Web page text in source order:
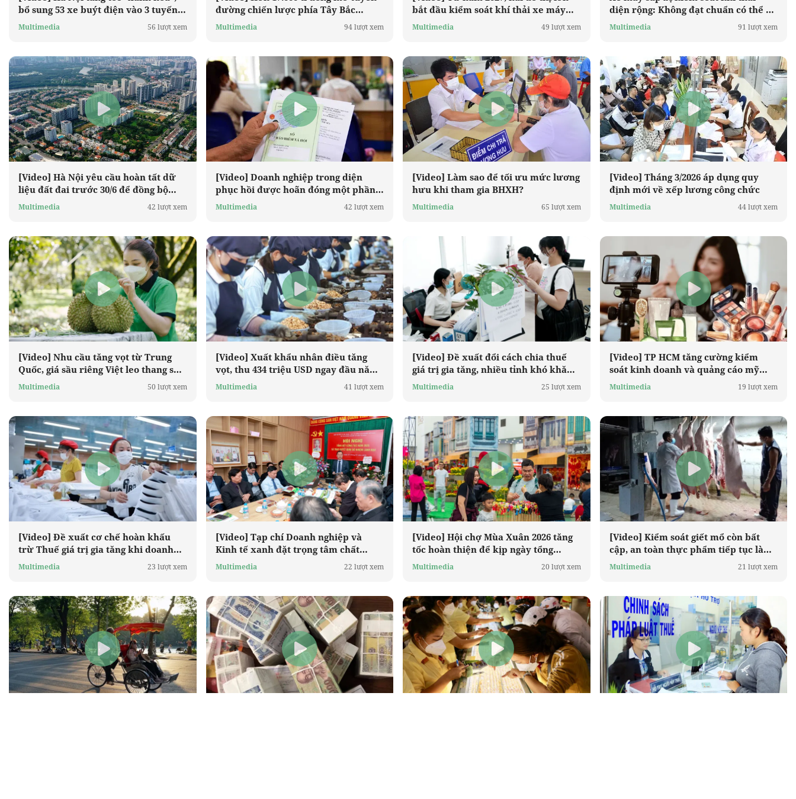
bổ sung 53 xe buýt điện vào 3 tuyến
trục
Multimedia 56 lượt xem
đường chiến lược phía Tây Bắc
TP.HCM
Multimedia 94 lượt xem
bắt đầu kiểm soát khí thải xe máy
theo lộ trình mới
Multimedia 49 lượt xem
diện rộng: Không đạt chuẩn có thể bị
hạn chế lưu thông từ 2027
Multimedia 91 lượt xem
[Video] Hà Nội yêu cầu hoàn tất dữ
liệu đất đai trước 30/6 để đồng bộ
quản lý
Multimedia 42 lượt xem
[Video] Doanh nghiệp trong diện
phục hồi được hoãn đóng một phần
BHXH tối đa 12 tháng
Multimedia 42 lượt xem
[Video] Làm sao để tối ưu mức lương
hưu khi tham gia BHXH?
Multimedia 65 lượt xem
[Video] Tháng 3/2026 áp dụng quy
định mới về xếp lương công chức
Multimedia 44 lượt xem
[Video] Nhu cầu tăng vọt từ Trung
Quốc, giá sầu riêng Việt leo thang sau
Tết
Multimedia 50 lượt xem
[Video] Xuất khẩu nhân điều tăng
vọt, thu 434 triệu USD ngay đầu năm
2026
Multimedia 41 lượt xem
[Video] Đề xuất đổi cách chia thuế
giá trị gia tăng, nhiều tỉnh khó khăn
có thể tăng thu gấp 0,6-3 lần
Multimedia 25 lượt xem
[Video] TP HCM tăng cường kiểm
soát kinh doanh và quảng cáo mỹ
phẩm trên nền tảng trực tuyến
Multimedia 19 lượt xem
[Video] Đề xuất cơ chế hoàn khấu
trừ Thuế giá trị gia tăng khi doanh
nghiệp bổ sung đủ chứng từ thanh
Multimedia 23 lượt xem
[Video] Tạp chí Doanh nghiệp và
Kinh tế xanh đặt trọng tâm chất
lượng và chuyển đổi số trong năm
Multimedia 22 lượt xem
[Video] Hội chợ Mùa Xuân 2026 tăng
tốc hoàn thiện để kịp ngày tổng
duyệt
Multimedia 20 lượt xem
[Video] Kiểm soát giết mổ còn bất
cập, an toàn thực phẩm tiếp tục là
vấn đề đáng lo
Multimedia 21 lượt xem